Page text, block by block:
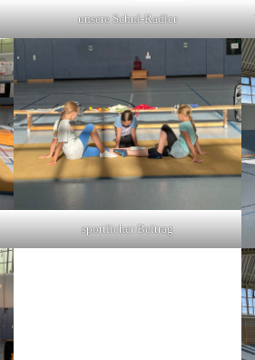
unsere Schul-Radler
sportlicher Beitrag